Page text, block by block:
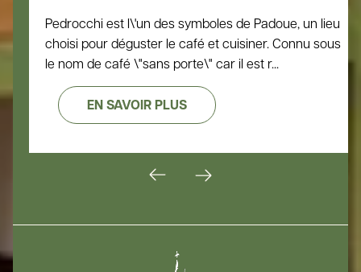
Pedrocchi est l\'un des symboles de Padoue, un lieu
choisi pour déguster le café et cuisiner. Connu sous
le nom de café \"sans porte\" car il est r...
EN SAVOIR PLUS